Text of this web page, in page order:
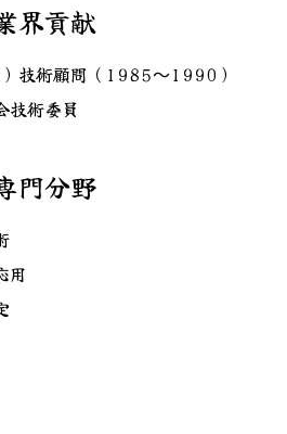
界貢献
技術顧問（1985〜1990）
技術委員
門分野
用